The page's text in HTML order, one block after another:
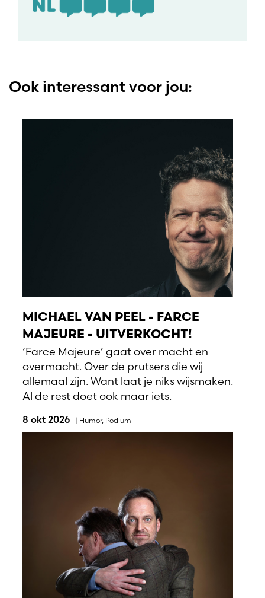
Ook interessant voor jou:
MICHAEL VAN PEEL - FARCE
MAJEURE - UITVERKOCHT!
‘Farce Majeure’ gaat over macht en
overmacht. Over de prutsers die wij
allemaal zijn. Want laat je niks wijsmaken.
Al de rest doet ook maar iets.
8 okt 2026 | Humor, Podium